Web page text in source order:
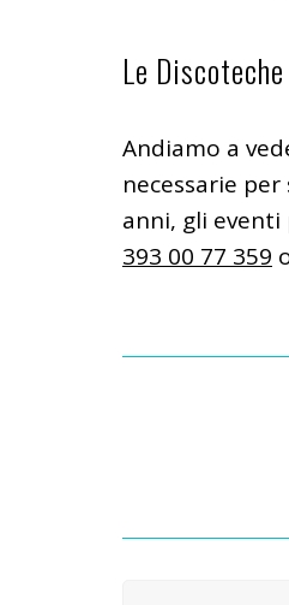
Le
Andiamo a
necessarie
anni, gli
393 00 77 359